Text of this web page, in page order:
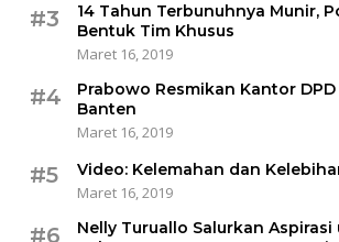
#3
14 Tahun Terbunuhnya Munir,
Bentuk Tim Khusus
Maret 16, 2019
#4
Prabowo Resmikan Kantor
Banten
Maret 16, 2019
#5
Video: Kelemahan dan
Maret 16, 2019
#6
Nelly Turuallo Salurkan Aspirasi